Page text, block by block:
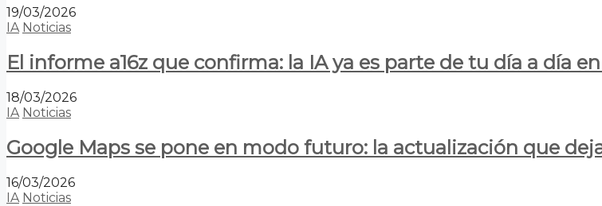
19/03/2026
IA Noticias
El informe a16z que confirma: la IA ya es parte de tu día a día
18/03/2026
IA Noticias
Google Maps se pone en modo futuro: la actualización que
16/03/2026
IA Noticias